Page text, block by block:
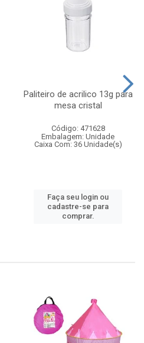
Paliteiro de acrilico 13g para
mesa cristal
Código: 471628
Embalagem: Unidade
Caixa Com: 36 Unidade(s)
Faça seu login ou
cadastre-se para
comprar.